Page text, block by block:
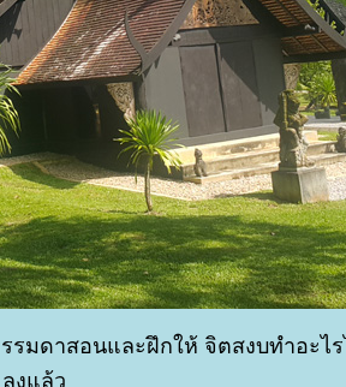
มดาสอนและฝึกให้ จิตสงบทำอะไร
ลงแล้ว